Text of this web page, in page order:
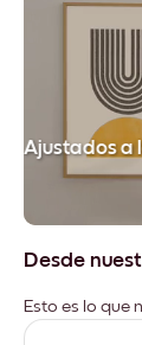
Ajustados a
Desde
Esto es lo que